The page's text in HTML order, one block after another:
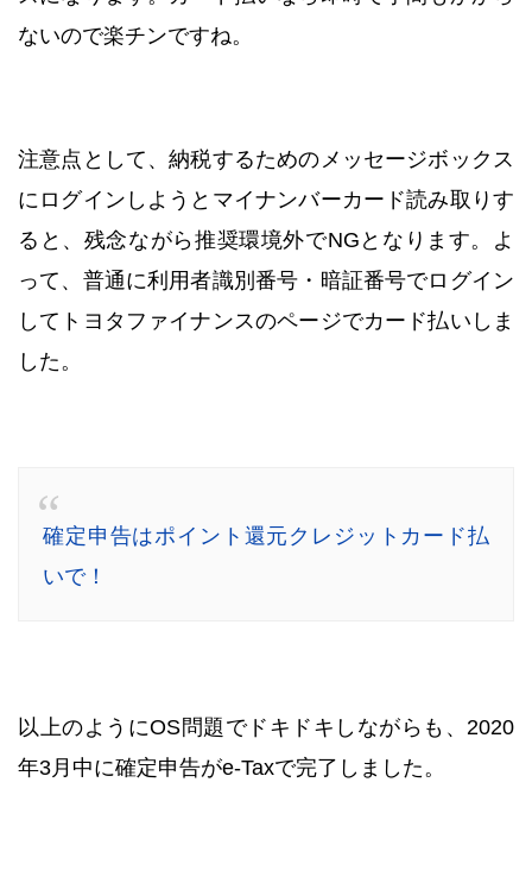
ないので楽チンですね。
注意点として、納税するためのメッセージボックス
にログインしようとマイナンバーカード読み取りす
ると、残念ながら推奨環境外でNGとなります。よ
って、普通に利用者識別番号・暗証番号でログイン
してトヨタファイナンスのページでカード払いしま
した。
確定申告はポイント還元クレジットカード払
いで！
以上のようにOS問題でドキドキしながらも、2020
年3月中に確定申告がe-Taxで完了しました。